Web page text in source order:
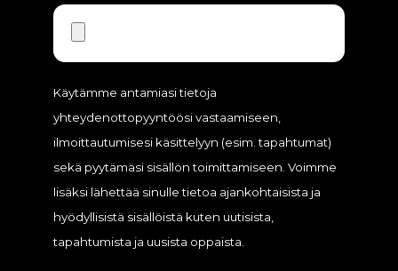
Käytämme antamiasi tietoja
yhteydenottopyyntöösi vastaamiseen,
ilmoittautumisesi käsittelyyn (esim. tapahtumat)
sekä pyytämäsi sisällön toimittamiseen. Voimme
lisäksi lähettää sinulle tietoa ajankohtaisista ja
hyödyllisistä sisällöistä kuten uutisista
tapahtumista ja uusista oppaista.